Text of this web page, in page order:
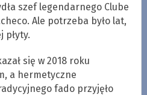
szef legendarnego Clube
Ale potrzeba było lat,
płyty.
się w 2018 roku
a hermetyczne
fado przyjęło